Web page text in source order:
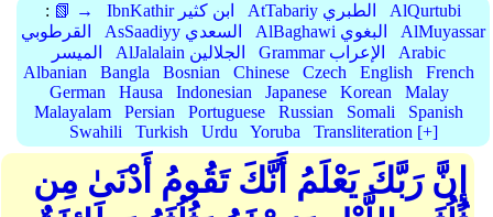
: 📗 → IbnKathir ابن كثير AtTabariy الطبري
AlQurtubi
القرطوبي
AsSaadiyy السعدي AlBaghawi البغوي
AlMuyassar
الميسر
AlJalalain الجلالين Grammar الإعراب
Arabic
Albanian
Bangla Bosnian Chinese Czech English
French
German
Hausa Indonesian Japanese Korean
Malay
Malayalam
Persian Portuguese Russian Somali
Spanish
Swahili
Turkish Urdu Yoruba Transliteration [+]
إِنَّ رَبَّكَ يَعْلَمُ أَنَّكَ تَقُومُ أَدْنَىٰ مِن